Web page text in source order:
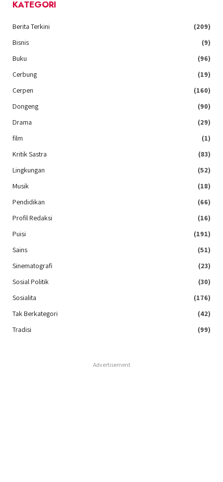
KATEGORI
Berita Terkini
(209)
Bisnis
(9)
Buku
(96)
Cerbung
(19)
Cerpen
(160)
Dongeng
(90)
Drama
(29)
film
(1)
Kritik Sastra
(83)
Lingkungan
(52)
Musik
(18)
Pendidikan
(66)
Profil Redaksi
(16)
Puisi
(191)
Sains
(51)
Sinematografi
(23)
Sosial Politik
(30)
Sosialita
(176)
Tak Berkategori
(42)
Tradisi
(99)
Advertisement